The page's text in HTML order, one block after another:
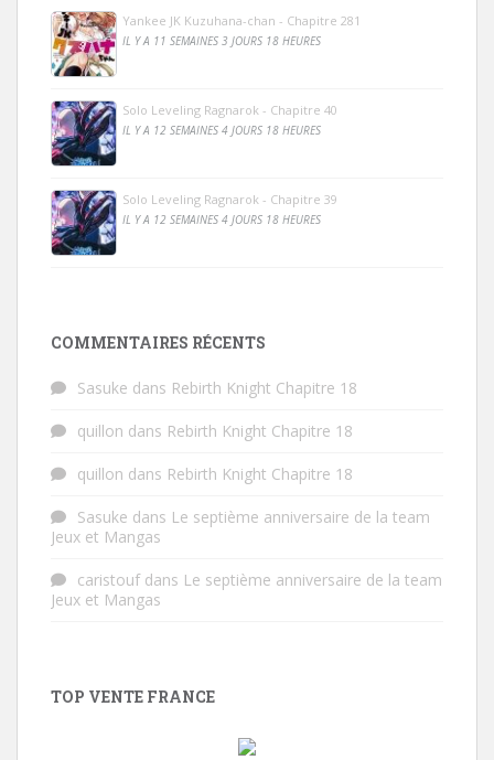
Yankee JK Kuzuhana-chan - Chapitre 281
IL Y A 11 SEMAINES 3 JOURS 18 HEURES
Solo Leveling Ragnarok - Chapitre 40
IL Y A 12 SEMAINES 4 JOURS 18 HEURES
Solo Leveling Ragnarok - Chapitre 39
IL Y A 12 SEMAINES 4 JOURS 18 HEURES
COMMENTAIRES RÉCENTS
Sasuke dans Rebirth Knight Chapitre 18
quillon dans Rebirth Knight Chapitre 18
quillon dans Rebirth Knight Chapitre 18
Sasuke dans Le septième anniversaire de la team
Jeux et Mangas
caristoufdans Le septième anniversaire de la team
Jeux et Mangas
TOP VENTE FRANCE